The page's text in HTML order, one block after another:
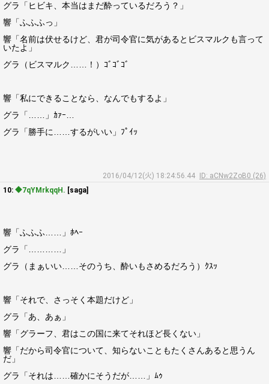
グラ「ヒビキ、本当はまだ酔っているだろう？」
響「ふふふっ」
響「名前は伏せるけど、君が司令官に気があるとビスマルクも言って
いたよ」
グラ（ビスマルク……！）ｺﾞｺﾞｺﾞ
響「私にできることなら、なんでもするよ」
グラ「……」ｶｧｰ…
グラ「勝手に……するがいい」ﾌﾟｲｯ
2016/04/12(火) 18:24:56.44
ID: aCNw2ZoB0 (26)
10: ◆7qYMrkqqH. [saga]
響「ふふふ……」ﾎﾍｰ
グラ「…………」
グラ（まぁいい……そのうち、酔いもさめるだろう）ｸｽｯ
響「それで、さっそく本題だけど」
グラ「あ、あぁ」
響「グラーフ、君はこの国に来てそれほど長くない」
響「だから司令官について、知らないこともたくさんあると思うん
だ」
グラ「それは……確かにそうだが……」ﾑｩ